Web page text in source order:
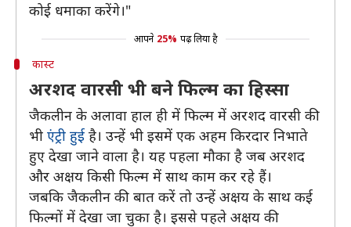
कोई धमाका करेंगे।"
आपने 25% पढ़ लिया है
कास्ट
अरशद वारसी भी बने फिल्म का हिस्सा
जैकलीन के अलावा हाल ही में फिल्म में अरशद वारसी की
भी एंट्री हुई है। उन्हें भी इसमें एक अहम किरदार निभाते
हुए देखा जाने वाला है। यह पहला मौका है जब अरशद
और अक्षय किसी फिल्म में साथ काम कर रहे हैं।
जबकि जैकलीन की बात करें तो उन्हें अक्षय के साथ कई
फिल्मों में देखा जा चुका है। इससे पहले अक्षय की